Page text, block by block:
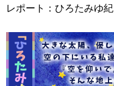
レポート：ひろたみゆ紀